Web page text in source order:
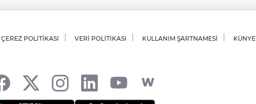
ÇEREZ POLİTİKASI VERİ POLİTİKASI KULLANIM ŞARTNAMESİ KÜNYE